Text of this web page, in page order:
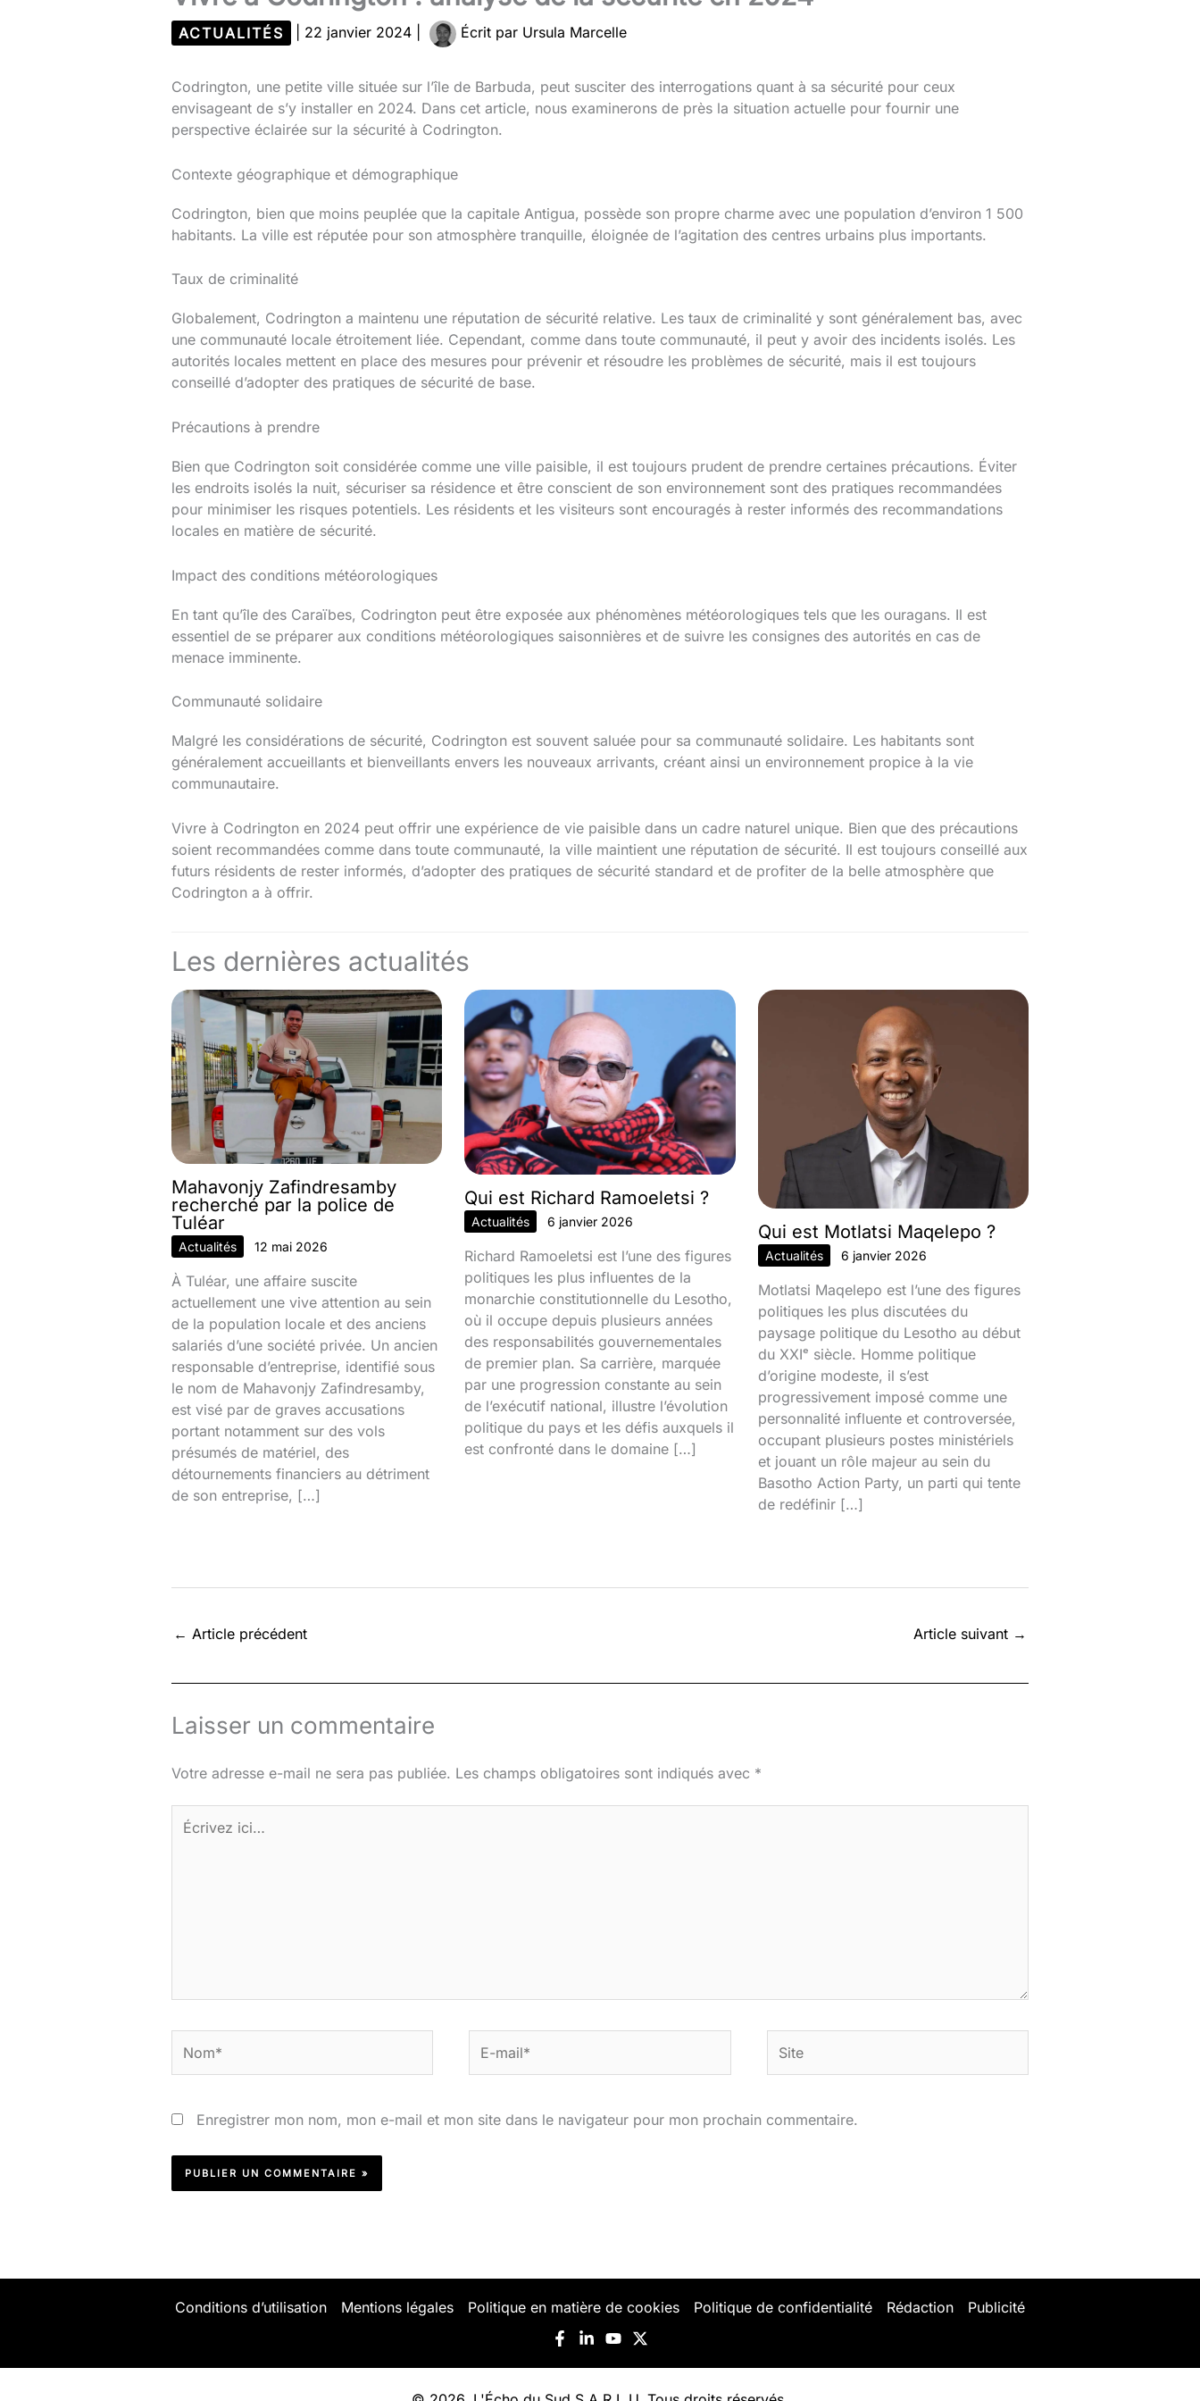
ACTUALITÉS 22 janvier 2024 Écrit par Ursula Marcelle
Codrington, une petite ville située sur l’île de Barbuda, peut susciter des interrogations quant à sa sécurité pour ceux
envisageant de s’y installer en 2024. Dans cet article, nous examinerons de près la situation actuelle pour fournir une
perspective éclairée sur la sécurité à Codrington.
Contexte géographique et démographique
Codrington, bien que moins peuplée que la capitale Antigua, possède son propre charme avec une population d’environ 1 500
habitants. La ville est réputée pour son atmosphère tranquille, éloignée de l’agitation des centres urbains plus importants.
Taux de criminalité
Globalement, Codrington a maintenu une réputation de sécurité relative. Les taux de criminalité y sont généralement bas, avec
une communauté locale étroitement liée. Cependant, comme dans toute communauté, il peut y avoir des incidents isolés. Les
autorités locales mettent en place des mesures pour prévenir et résoudre les problèmes de sécurité, mais il est toujours
conseillé d’adopter des pratiques de sécurité de base.
Précautions à prendre
Bien que Codrington soit considérée comme une ville paisible, il est toujours prudent de prendre certaines précautions. Éviter
les endroits isolés la nuit, sécuriser sa résidence et être conscient de son environnement sont des pratiques recommandées
pour minimiser les risques potentiels. Les résidents et les visiteurs sont encouragés à rester informés des recommandations
locales en matière de sécurité.
Impact des conditions météorologiques
En tant qu’île des Caraïbes, Codrington peut être exposée aux phénomènes météorologiques tels que les ouragans. Il est
essentiel de se préparer aux conditions météorologiques saisonnières et de suivre les consignes des autorités en cas de
menace imminente.
Communauté solidaire
Malgré les considérations de sécurité, Codrington est souvent saluée pour sa communauté solidaire. Les habitants sont
généralement accueillants et bienveillants envers les nouveaux arrivants, créant ainsi un environnement propice à la vie
communautaire.
Vivre à Codrington en 2024 peut offrir une expérience de vie paisible dans un cadre naturel unique. Bien que des précautions
soient recommandées comme dans toute communauté, la ville maintient une réputation de sécurité. Il est toujours conseillé aux
futurs résidents de rester informés, d’adopter des pratiques de sécurité standard et de profiter de la belle atmosphère que
Codrington a à offrir.
Les dernières actualités
Mahavonjy Zafindresamby
recherché par la police de
Tuléar
Actualités 12 mai 2026
À Tuléar, une affaire suscite
actuellement une vive attention au sein
de la population locale et des anciens
salariés d’une société privée. Un ancien
responsable d’entreprise, identifié sous
le nom de Mahavonjy Zafindresamby,
est visé par de graves accusations
portant notamment sur des vols
présumés de matériel, des
détournements financiers au détriment
de son entreprise, […]
Qui est Richard Ramoeletsi ?
Actualités 6 janvier 2026
Richard Ramoeletsi est l’une des figures
politiques les plus influentes de la
monarchie constitutionnelle du Lesotho,
où il occupe depuis plusieurs années
des responsabilités gouvernementales
de premier plan. Sa carrière, marquée
par une progression constante au sein
de l’exécutif national, illustre l’évolution
politique du pays et les défis auxquels il
est confronté dans le domaine […]
Qui est Motlatsi Maqelepo ?
Actualités 6 janvier 2026
Motlatsi Maqelepo est l’une des figures
politiques les plus discutées du
paysage politique du Lesotho au début
du XXIᵉ siècle. Homme politique
d’origine modeste, il s’est
progressivement imposé comme une
personnalité influente et controversée,
occupant plusieurs postes ministériels
et jouant un rôle majeur au sein du
Basotho Action Party, un parti qui tente
de redéfinir […]
← Article précédent Article suivant →
Laisser un commentaire
Votre adresse e-mail ne sera pas publiée. Les champs obligatoires sont indiqués avec *
ici…
mail*
Enregistrer mon nom, mon e-mail et mon site dans le navigateur pour mon prochain commentaire.
Conditions d’utilisation Mentions légales Politique en matière de cookies Politique de confidentialité Rédaction Publicité